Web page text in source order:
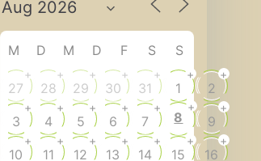
v
M D M D F S S
27
+
28
+
29
+
30
+
31
+
1
+
2
+
3
+
4
+
5
+
6
+
7
+
8
+
9
+
10
+
11
+
12
+
13
+
14
+
15
+
16
+